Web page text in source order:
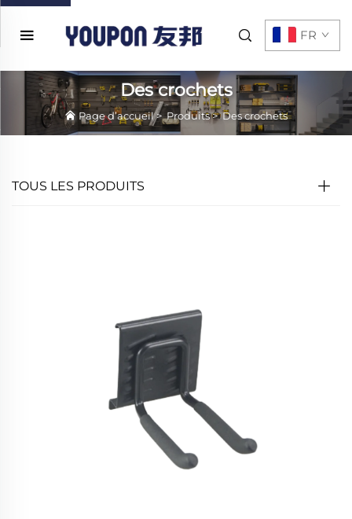
FR
Des crochets
Page d’accueil>Produits>Des crochets
TOUS LES PRODUITS